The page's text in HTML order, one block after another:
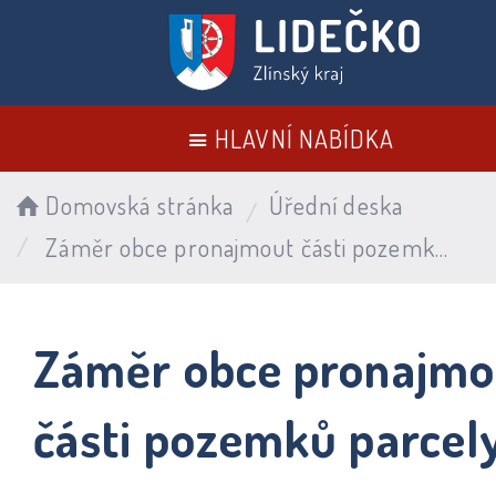
HLAVNÍ NABÍDKA
Domovská stránka
Úřední deska
Záměr obce pronajmout části pozemků parcely p.č. 4581 a p.č.688/1
Záměr obce
části pozemků